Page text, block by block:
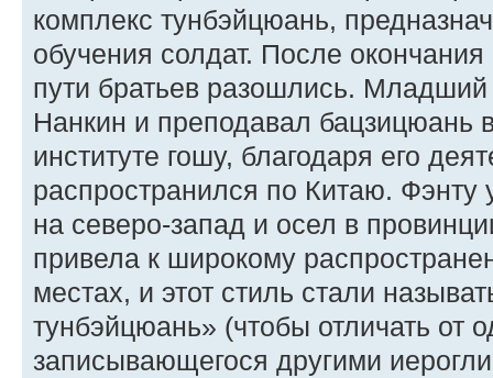
комплекс тунбэйцюань,
обучения солдат. После
пути братьев разошлись.
Нанкин и преподавал бацзицюань
институте гошу, благодаря его
распространился по Китаю.
на северо-запад и осел в
привела к широкому
местах, и этот стиль стали
тунбэйцюань» (чтобы отличать от
записывающегося другими